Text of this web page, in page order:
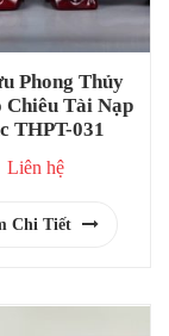
Phong Thủy
Chiêu Tài Nạp
THPT-031
Liên hệ
Chi Tiết